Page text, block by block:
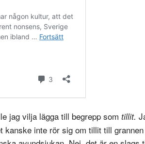
jag vilja lägga till begrepp som tillit.
inte rör sig om tillit till